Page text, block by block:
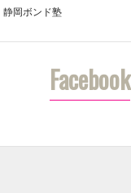
静岡ボンド塾
Facebook